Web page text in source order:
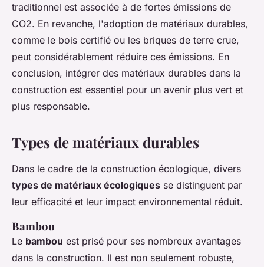
traditionnel est associée à de fortes émissions de
CO2. En revanche, l'adoption de matériaux durables,
comme le bois certifié ou les briques de terre crue,
peut considérablement réduire ces émissions. En
conclusion, intégrer des matériaux durables dans la
construction est essentiel pour un avenir plus vert et
plus responsable.
Types de matériaux durables
Dans le cadre de la construction écologique, divers
types de matériaux écologiques se distinguent par
leur efficacité et leur impact environnemental réduit.
Bambou
Le bambou est prisé pour ses nombreux avantages
dans la construction. Il est non seulement robuste,